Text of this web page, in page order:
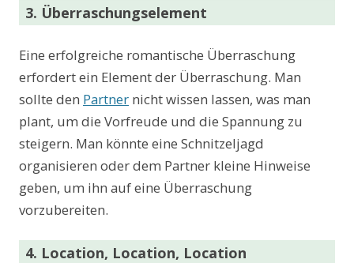
3. Überraschungselement
Eine erfolgreiche romantische Überraschung
erfordert ein Element der Überraschung. Man
sollte den Partner nicht wissen lassen, was man
plant, um die Vorfreude und die Spannung zu
steigern. Man könnte eine Schnitzeljagd
organisieren oder dem Partner kleine Hinweise
geben, um ihn auf eine Überraschung
vorzubereiten.
4. Location, Location, Location